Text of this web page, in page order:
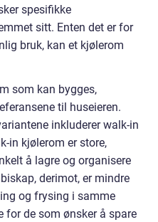
spesifikke
sitt. Enten det er for
bruk, kan et kjølerom
som kan bygges,
til huseieren.
inkluderer walk-in
in kjølerom er store,
å lagre og organisere
derimot, er mindre
og frysing i samme
for de som ønsker å spare